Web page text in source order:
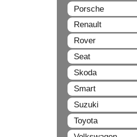
Porsche
Renault
Rover
Seat
Skoda
Smart
Suzuki
Toyota